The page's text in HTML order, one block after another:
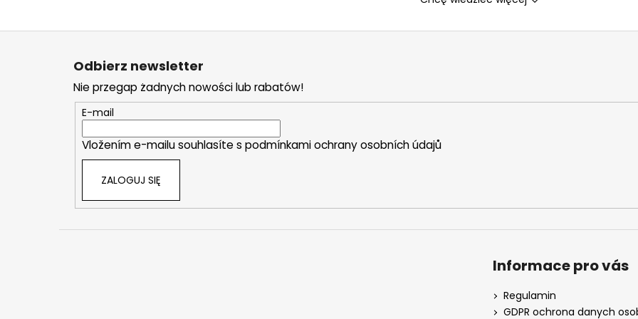
S
Odbierz newsletter
Nie przegap żadnych nowości lub rabatów!
E-mail
Vložením e-mailu souhlasíte s podmínkami ochrany osobních údajů
ZALOGUJ SIĘ
Informace pro vás
Regulamin
GDPR ochrona danych